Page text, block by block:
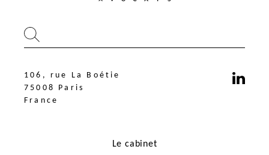
106, rue La Boétie
75008 Paris
France
Le cabinet